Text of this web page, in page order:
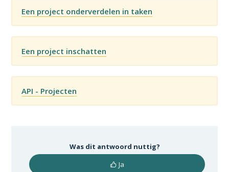
Een project onderverdelen in taken
Een project inschatten
API - Projecten
Was dit antwoord nuttig?
Ja